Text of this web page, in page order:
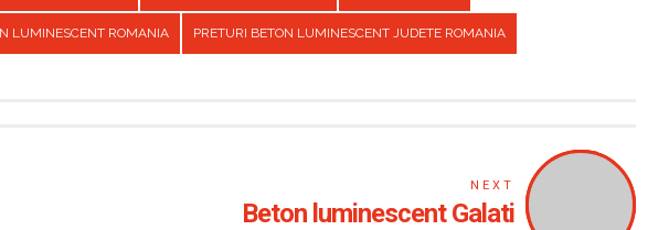
LUMINESCENT ROMANIA PRETURI BETON LUMINESCENT JUDETE ROMANIA
NEXT
Beton luminescent Galati